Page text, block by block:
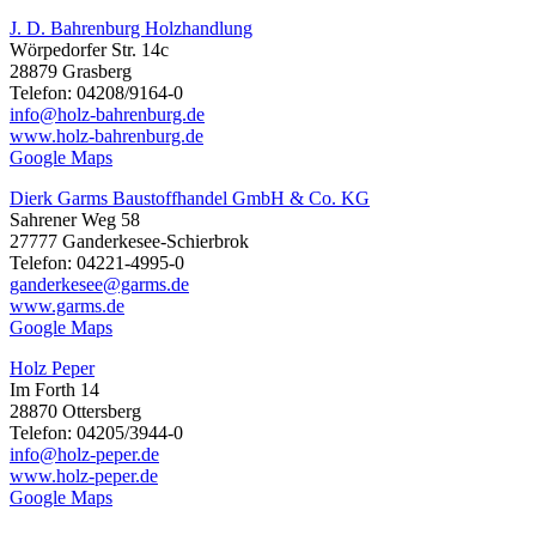
J. D. Bahrenburg Holzhandlung
Wörpedorfer Str. 14c
28879 Grasberg
Telefon: 04208/9164-0
info@holz-bahrenburg.de
www.holz-bahrenburg.de
Google Maps
Dierk Garms Baustoffhandel GmbH & Co. KG
Sahrener Weg 58
27777 Ganderkesee-Schierbrok
Telefon: 04221-4995-0
ganderkesee@garms.de
www.garms.de
Google Maps
Holz Peper
Im Forth 14
28870 Ottersberg
Telefon: 04205/3944-0
info@holz-peper.de
www.holz-peper.de
Google Maps